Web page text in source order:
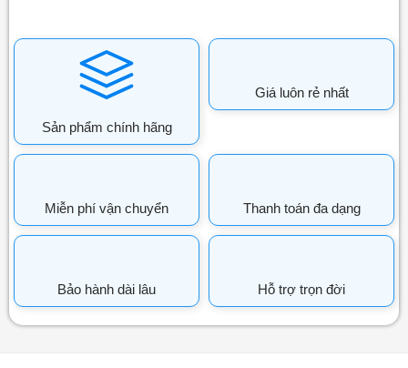
Sản phẩm chính hãng
Giá luôn rẻ nhất
Miễn phí vận chuyển Thanh toán đa dạng
Bảo hành dài lâu Hỗ trợ trọn đời